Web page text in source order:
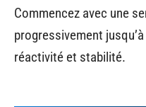
Commencez avec une
progressivement
réactivité et stabilité.